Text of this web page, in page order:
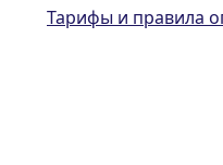
Тарифы и правила